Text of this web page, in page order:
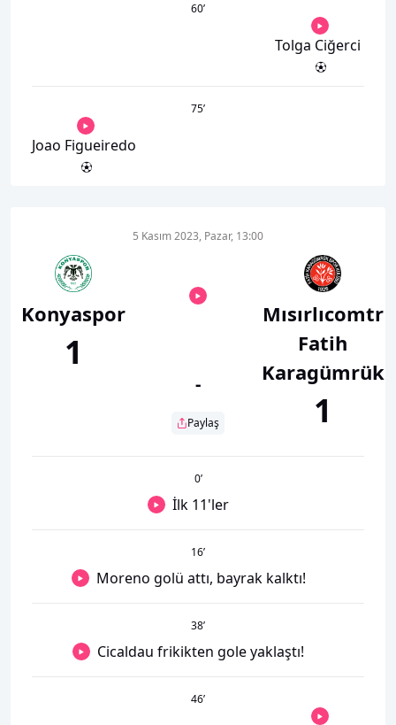
60’
Tolga Ciğerci
75’
Joao Figueiredo
Konyaspor
1
5 Kasım 2023, Pazar, 13:00
-
Paylaş
Mısırlıcomtr
Fatih
Karagümrük
1
0’
İlk 11'ler
16’
Moreno golü attı, bayrak kalktı!
38’
Cicaldau frikikten gole yaklaştı!
46’